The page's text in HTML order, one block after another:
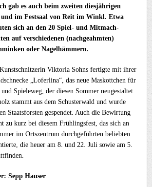
gab es auch beim zweiten diesjährigen
im Festsaal von Reit im Winkl. Etwa
sich an den 20 Spiel- und Mitmach-
auf verschiedenen (nachgeahmten)
oder Nagelhämmern.
Viktoria Sohns fertigte mit ihrer
„Loferlina“, das neue Maskottchen für
Spieleweg, der diesen Sommer neugestaltet
stammt aus dem Schusterwald und wurde
Staatsforsten gespendet. Auch die Bewirtung
zu kurz bei diesem Frühlingsfest, das sich an
im Ortszentrum durchgeführten beliebten
die heuer am 8. und 22. Juli sowie am 5.
Sepp Hauser